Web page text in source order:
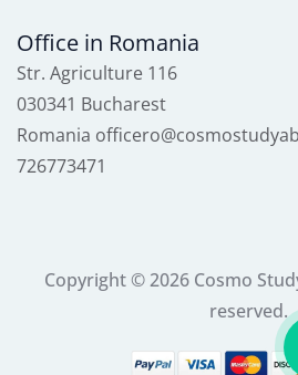
Office in Romania
Str. Agriculture 116
030341 Bucharest
Romania
726773471
Copyright © 2026 Cosmo
reserved.